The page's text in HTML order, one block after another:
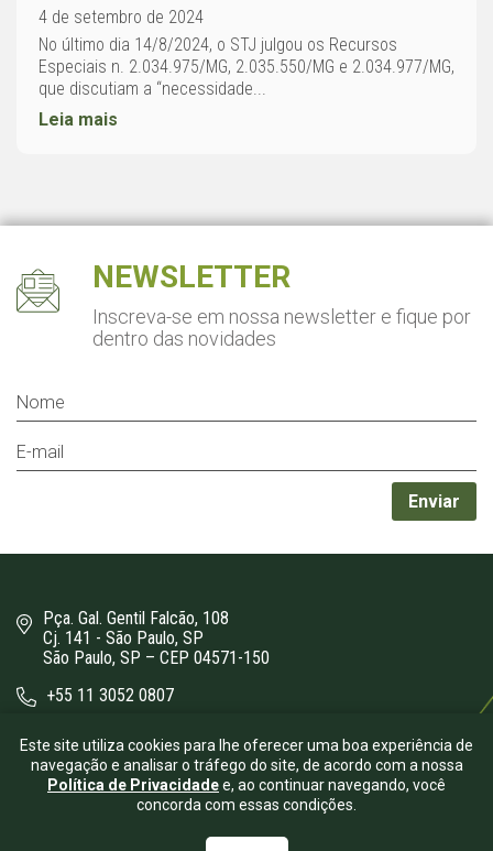
4 de setembro de 2024
No último dia 14/8/2024, o STJ julgou os Recursos
Especiais n. 2.034.975/MG, 2.035.550/MG e 2.034.977/MG,
que discutiam a “necessidade...
Leia mais
NEWSLETTER
Inscreva-se em nossa newsletter e fique por
dentro das novidades
Pça. Gal. Gentil Falcão, 108
Cj. 141 - São Paulo, SP
São Paulo, SP – CEP 04571-150
+55 11 3052 0807
Este site utiliza cookies para lhe oferecer uma boa experiência de
navegação e analisar o tráfego do site, de acordo com a nossa
Política de Privacidadee, ao continuar navegando, você
concorda com essas condições.